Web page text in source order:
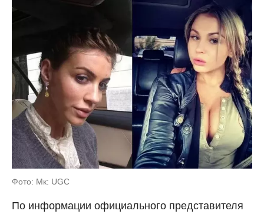
Фото: Мк: UGC
По информации официального представителя